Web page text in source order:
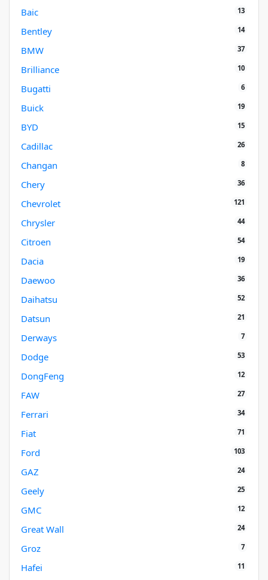
Baic 13
Bentley 14
BMW 37
Brilliance 10
Bugatti 6
Buick 19
BYD 15
Cadillac 26
Changan 8
Chery 36
Chevrolet 121
Chrysler 44
Citroen 54
Dacia 19
Daewoo 36
Daihatsu 52
Datsun 21
Derways 7
Dodge 53
DongFeng 12
FAW 27
Ferrari 34
Fiat 71
Ford 103
GAZ 24
Geely 25
GMC 12
Great Wall 24
Groz 7
Hafei 11